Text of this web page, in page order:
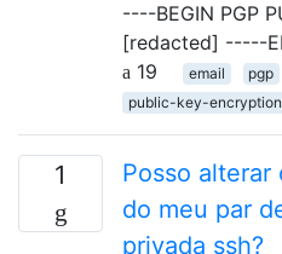
----BEGIN PGP
[redacted] -----
19
email pgp
public-key-encryption
1
Posso alterar
do meu par
privada ssh?